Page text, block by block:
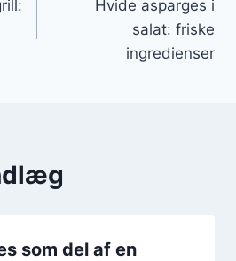
Hvide asparges i
salat: friske
ingredienser
som del af en